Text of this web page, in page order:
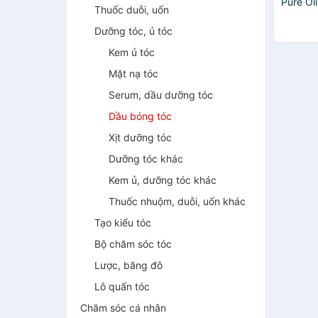
Thuốc duỗi, uốn
Dưỡng tóc, ủ tóc
Kem ủ tóc
Mặt nạ tóc
Serum, dầu dưỡng tóc
Dầu bóng tóc
Xịt dưỡng tóc
Dưỡng tóc khác
Kem ủ, dưỡng tóc khác
Thuốc nhuộm, duỗi, uốn khác
Tạo kiểu tóc
Bộ chăm sóc tóc
Lược, băng đô
Lô quấn tóc
Chăm sóc cá nhân
Da,